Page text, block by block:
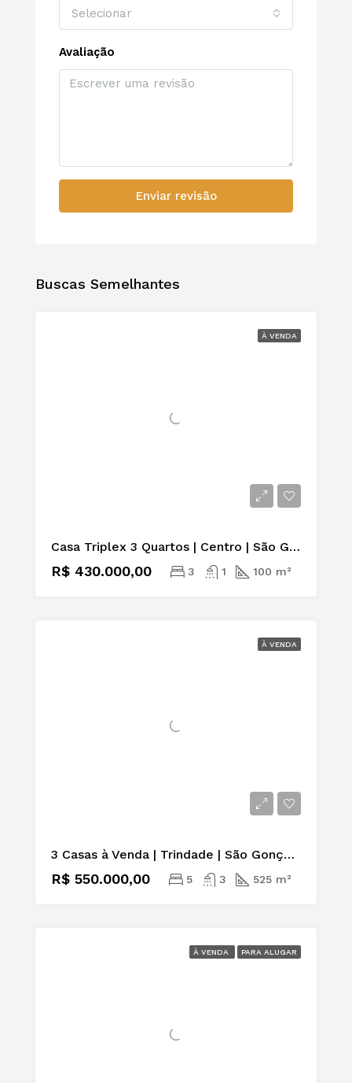
Selecionar
Avaliação
Enviar revisão
Buscas Semelhantes
À VENDA
Casa Triplex 3 Quartos | Centro | São Gonçalo | RJ
R$ 430.000,00 3 1 100 m²
À VENDA
3 Casas à Venda | Trindade | São Gonçalo | R$ 550 mil
R$ 550.000,00 5 3 525 m²
À VENDA PARA ALUGAR